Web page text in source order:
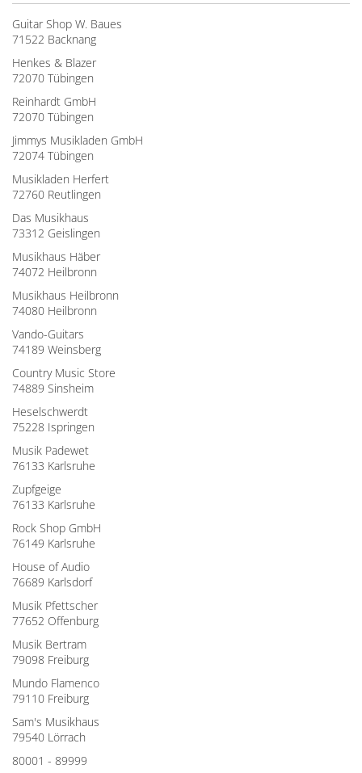
Guitar Shop W. Baues
71522 Backnang
Henkes & Blazer
72070 Tübingen
Reinhardt GmbH
72070 Tübingen
Jimmys Musikladen GmbH
72074 Tübingen
Musikladen Herfert
72760 Reutlingen
Das Musikhaus
73312 Geislingen
Musikhaus Häber
74072 Heilbronn
Musikhaus Heilbronn
74080 Heilbronn
Vando-Guitars
74189 Weinsberg
Country Music Store
74889 Sinsheim
Heselschwerdt
75228 Ispringen
Musik Padewet
76133 Karlsruhe
Zupfgeige
76133 Karlsruhe
Rock Shop GmbH
76149 Karlsruhe
House of Audio
76689 Karlsdorf
Musik Pfettscher
77652 Offenburg
Musik Bertram
79098 Freiburg
Mundo Flamenco
79110 Freiburg
Sam's Musikhaus
79540 Lörrach
80001 - 89999